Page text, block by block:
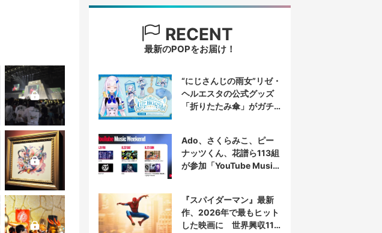
RECENT
最新のPOPをお届け！
“にじさんじの雨女”リゼ・
ヘルエスタの公式グッズ
「折りたたみ傘」がガチ
Ado、さくらみこ、ピー
ナッツくん、花譜ら113組
が参加「YouTube Music
『スパイダーマン』最新
作、2026年で最もヒット
した映画に 世界興収11